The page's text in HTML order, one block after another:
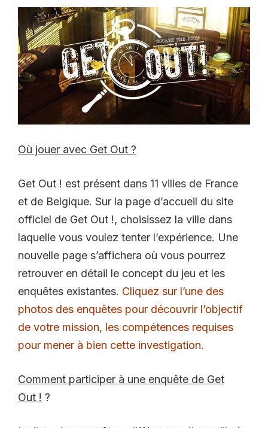
Où jouer avec Get Out ?
Get Out ! est présent dans 11 villes de France
et de Belgique. Sur la page d’accueil du site
officiel de Get Out !, choisissez la ville dans
laquelle vous voulez tenter l’expérience. Une
nouvelle page s’affichera où vous pourrez
retrouver en détail le concept du jeu et les
enquêtes existantes. Cliquez sur l’une des
photos des enquêtes pour découvrir l’objectif
de votre mission, les compétences requises
pour mener à bien cette investigation.
Comment participer à une enquête de Get
Out ! ?